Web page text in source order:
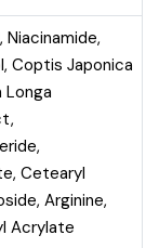
Coptis Japonica
Cetearyl
Arginine,
Acrylate